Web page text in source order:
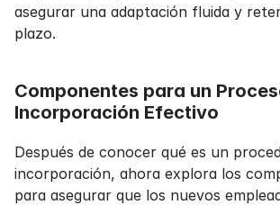
asegurar una adaptación fluida y
plazo.
Componentes para un
Incorporación Efectivo
Después de conocer qué es un
incorporación, ahora explora los
para asegurar que los nuevos